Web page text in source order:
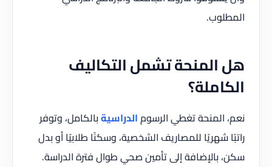
المطلوب.
هل المنحة تشمل التكاليف
الكاملة؟
نعم، المنحة تغطي الرسومالدراسيةبالكامل، وتوفر
راتبًا شهريًا للمصاريف الشخصية، وسكنًا طلابيًا أو بدل
سكن، بالإضافة إلى تأمين صحي طوال فترة الدراسة.